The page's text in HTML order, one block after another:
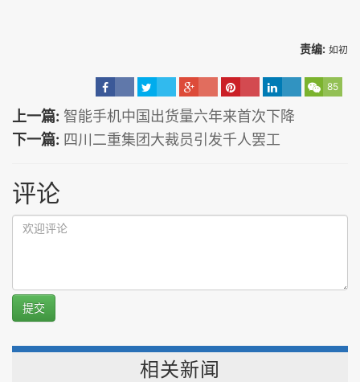
责编: 如初
85
上一篇: 智能手机中国出货量六年来首次下降
下一篇: 四川二重集团大裁员引发千人罢工
评论
提交
相关新闻